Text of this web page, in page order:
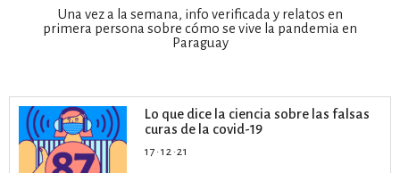
Una vez a la semana, info verificada y relatos en
primera persona sobre cómo se vive la pandemia en
Paraguay
Lo que dice la ciencia sobre las falsas
curas de la covid-19
17·12·21